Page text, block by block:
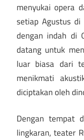
menyukai opera
setiap Agustus
dengan indah di
datang untuk
luar biasa dari
menikmati
diciptakan oleh
Dengan tempat
lingkaran, teater